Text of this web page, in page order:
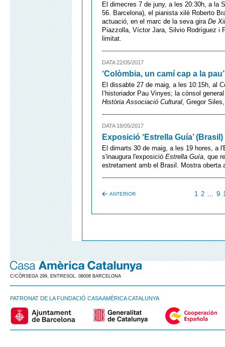
El dimecres 7 de juny, a les 20:30h, a la
56. Barcelona), el pianista xilè Roberto
actuació, en el marc de la seva gira De
Piazzolla, Víctor Jara, Silvio Rodríguez i
limitat.
DATA 22/05/2017
‘Colòmbia, un camí cap a la pau’
El dissabte 27 de maig, a les 10:15h, al
l’historiador Pau Vinyes; la cònsol
Història Associació Cultural, Gregor
DATA 18/05/2017
Exposició ‘Estrella Guía’ (Brasil)
El dimarts 30 de maig, a les 19 hores, a
s'inaugura l'exposició Estrella Guía, que
estretament amb el Brasil. Mostra oberta
ANTERIOR 1 2 ... 9
C/CÒRSEGA 299, ENTRESOL. 08008 BARCELONA
PATRONAT DE LA FUNDACIÓ CASA AMÈRICA CATALUNYA